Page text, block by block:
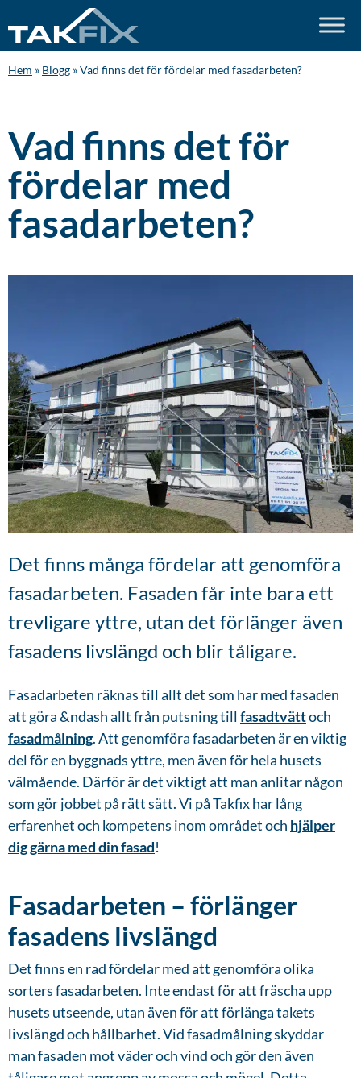
Hem » Blogg »Vad finns det för fördelar med fasadarbeten?
Vad finns det för
fördelar med
fasadarbeten?
Det finns många fördelar att genomföra
fasadarbeten. Fasaden får inte bara ett
trevligare yttre, utan det förlänger även
fasadens livslängd och blir tåligare.
Fasadarbeten räknas till allt det som har med fasaden
att göra &ndash allt från putsning tillfasadtvättoch
fasadmålning. Att genomföra fasadarbeten är en viktig
del för en byggnads yttre, men även för hela husets
välmående. Därför är det viktigt att man anlitar någon
som gör jobbet på rätt sätt. Vi på Takfix har lång
erfarenhet och kompetens inom området och hjälper
dig gärna med din fasad!
Fasadarbeten – förlänger
fasadens livslängd
Det finns en rad fördelar med att genomföra olika
sorters fasadarbeten. Inte endast för att fräscha upp
husets utseende, utan även för att förlänga takets
livslängd och hållbarhet. Vid fasadmålning skyddar
man fasaden mot väder och vind och gör den även